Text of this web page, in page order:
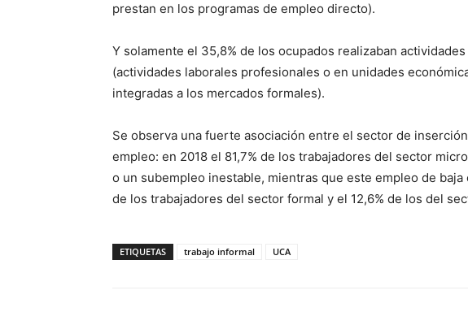
prestan en los programas de empleo directo).
Y solamente el 35,8% de los ocupados realizaban
(actividades laborales profesionales o en unidades
integradas a los mercados formales).
Se observa una fuerte asociación entre el sector de
empleo: en 2018 el 81,7% de los trabajadores del sector
o un subempleo inestable, mientras que este empleo de
de los trabajadores del sector formal y el 12,6% de los del
ETIQUETAS trabajo informal UCA